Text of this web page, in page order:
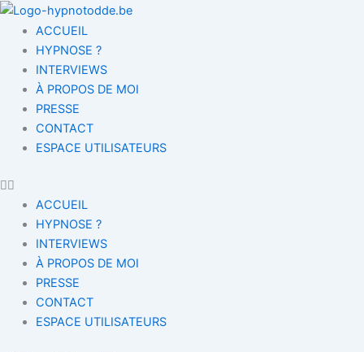
Aller
contenu
ACCUEIL
HYPNOSE ?
INTERVIEWS
À PROPOS DE MOI
PRESSE
CONTACT
ESPACE UTILISATEURS
ACCUEIL
HYPNOSE ?
INTERVIEWS
À PROPOS DE MOI
PRESSE
CONTACT
ESPACE UTILISATEURS